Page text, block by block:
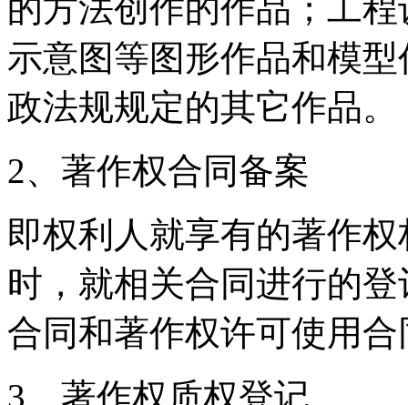
的方法创作的作品；工
示意图等图形作品和模
政法规规定的其它作品。
2、著作权合同备案
即权利人就享有的著作
时，就相关合同进行的
合同和著作权许可使用
3、著作权质权登记